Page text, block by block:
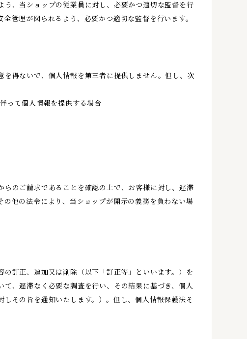
、当ショップの従業員に対し、必要かつ適切な監督を行
管理が図られるよう、必要かつ適切な監督を行います。
得ないで、個人情報を第三者に提供しません。但し、次
って個人情報を提供する場合
のご請求であることを確認の上で、お客様に対し、遅滞
他の法令により、当ショップが開示の義務を負わない場
訂正、追加又は削除（以下「訂正等」といいます。）を
、遅滞なく必要な調査を行い、その結果に基づき、個人
その旨を通知いたします。）。但し、個人情報保護法そ